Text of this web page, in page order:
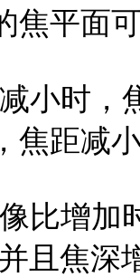
焦平面
小时，
焦距减
比增加
且焦深